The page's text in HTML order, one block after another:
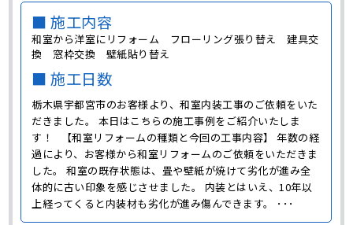
■ 施工内容
和室から洋室にリフォーム フローリング張り替え 建具交
換 窓枠交換 壁紙貼り替え
■ 施工日数
栃木県宇都宮市のお客様より、和室内装工事のご依頼をいた
だきました。 本日はこちらの施工事例をご紹介いたしま
す！ 【和室リフォームの種類と今回の工事内容】 年数の経
過により、お客様から和室リフォームのご依頼をいただきま
した。 和室の既存状態は、畳や壁紙が焼けて劣化が進み全
体的に古い印象を感じさせました。 内装とはいえ、10年以
上経ってくると内装材も劣化が進み傷んできます。 ･･･